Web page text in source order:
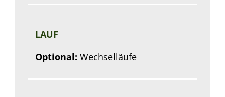
LAUF
Optional: Wechselläufe